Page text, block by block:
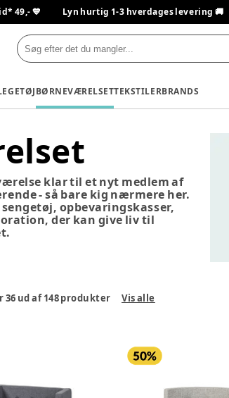
49,- 💙 Lyn hurtig 1-3 hverdages levering 🚚
BØRNEVÆRELSETTEKSTILERBRANDS
klar til et nyt medlem af
- så bare kig nærmere her.
opbevaringskasser,
der kan give liv til
36 ud af 148produkter Vis alle